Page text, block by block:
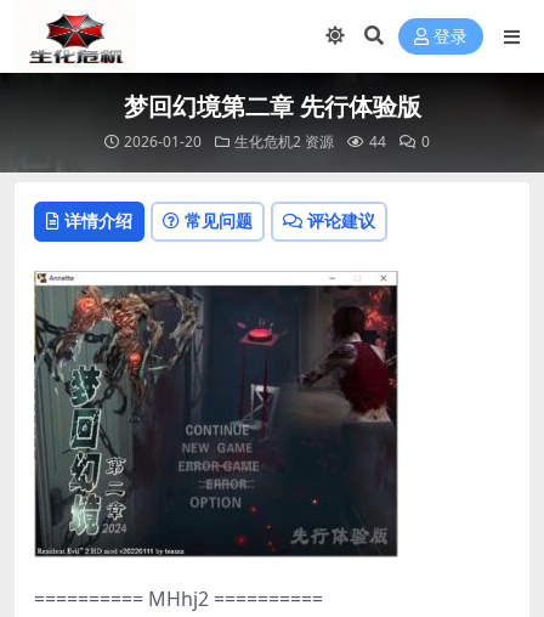
登录
梦回幻境第二章 先行体验版
2026-01-20 生化危机2 资源 44 0
详情介绍 常见问题 评论建议
========== MHhj2 ==========